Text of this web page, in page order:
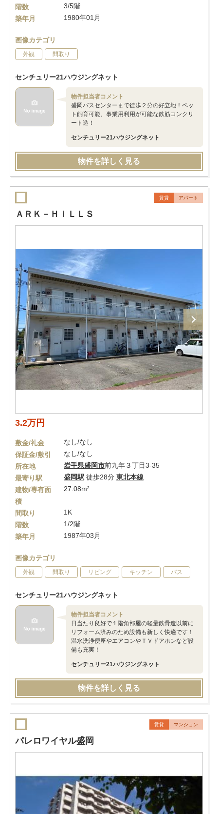
階数
3/5階
築年月
1980年01月
画像カテゴリ
外観 間取り
センチュリー21ハウジングネット
物件担当者コメント
盛岡バスセンターまで徒歩２分の好立地！ペッ
ト飼育可能、事業用利用が可能な鉄筋コンクリ
ート造！
センチュリー21ハウジングネット
物件を詳しく見る
賃貸 アパート
ＡＲＫ－ＨｉＬＬＳ
3.2万円
敷金/礼金
なし/なし
保証金/敷引
なし/なし
所在地
岩手県盛岡市前九年３丁目3-35
最寄り駅
盛岡駅 徒歩28分 東北本線
建物/専有面
積
27.08m²
間取り
1K
階数
1/2階
築年月
1987年03月
画像カテゴリ
外観 間取り リビング キッチン バス
センチュリー21ハウジングネット
物件担当者コメント
日当たり良好で１階角部屋の軽量鉄骨造以前に
リフォーム済みのため設備も新しく快適です！
温水洗浄便座やエアコンやＴＶドアホンなど設
備も充実！
センチュリー21ハウジングネット
物件を詳しく見る
賃貸 マンション
パレロワイヤル盛岡